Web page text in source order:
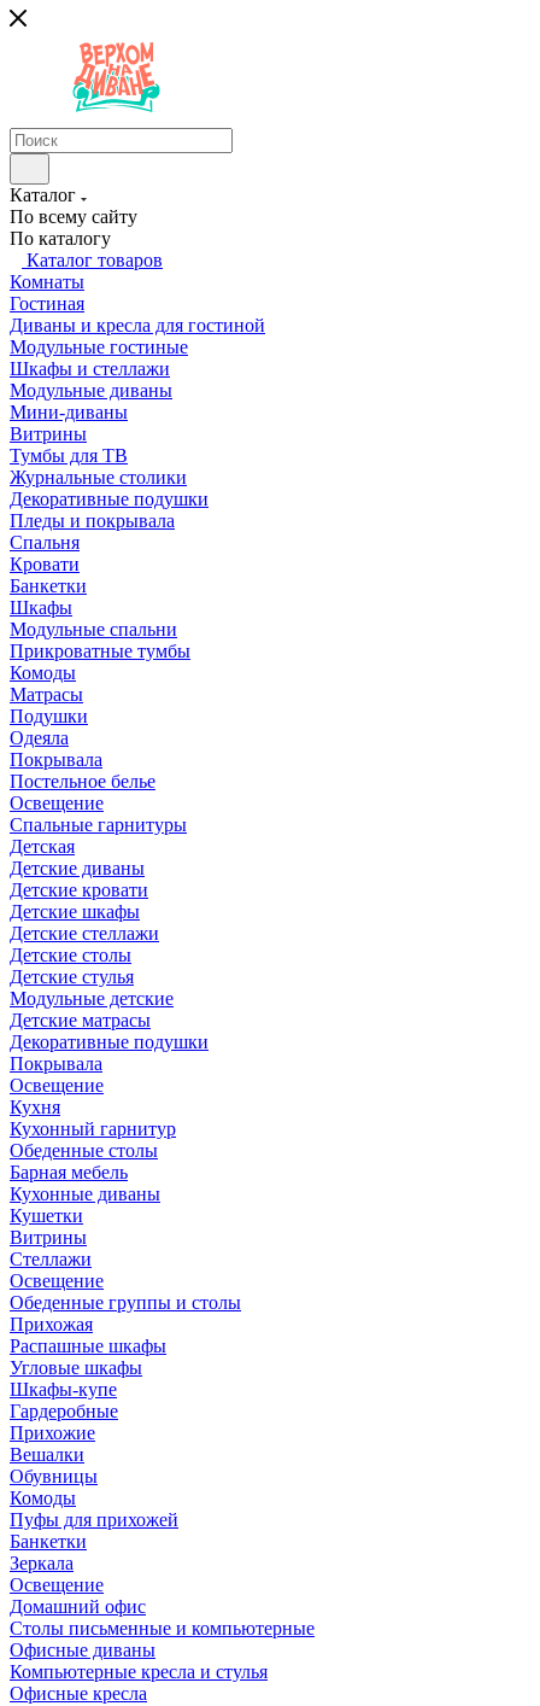
Каталог
По всему сайту
По каталогу
Каталог товаров
Комнаты
Гостиная
Диваны и кресла для гостиной
Модульные гостиные
Шкафы и стеллажи
Модульные диваны
Мини-диваны
Витрины
Тумбы для ТВ
Журнальные столики
Декоративные подушки
Пледы и покрывала
Спальня
Кровати
Банкетки
Шкафы
Модульные спальни
Прикроватные тумбы
Комоды
Матрасы
Подушки
Одеяла
Покрывала
Постельное белье
Освещение
Спальные гарнитуры
Детская
Детские диваны
Детские кровати
Детские шкафы
Детские стеллажи
Детские столы
Детские стулья
Модульные детские
Детские матрасы
Декоративные подушки
Покрывала
Освещение
Кухня
Кухонный гарнитур
Обеденные столы
Барная мебель
Кухонные диваны
Кушетки
Витрины
Стеллажи
Освещение
Обеденные группы и столы
Прихожая
Распашные шкафы
Угловые шкафы
Шкафы-купе
Гардеробные
Прихожие
Вешалки
Обувницы
Комоды
Пуфы для прихожей
Банкетки
Зеркала
Освещение
Домашний офис
Столы письменные и компьютерные
Офисные диваны
Компьютерные кресла и стулья
Офисные кресла